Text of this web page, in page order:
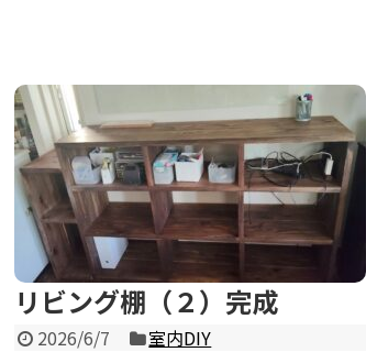
リビング棚（２）完成
2026/6/7
室内DIY